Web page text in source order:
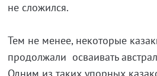
не сложился.
Тем не менее, некоторые
продолжали осваивать